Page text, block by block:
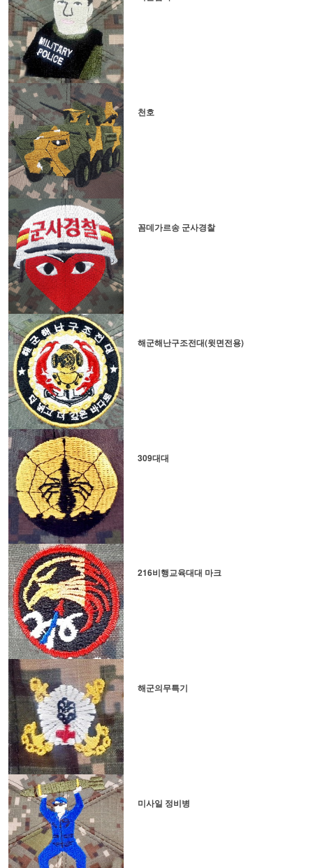
천호
꼼데가르송 군사경찰
해군해난구조전대(윗면전용)
309대대
216비행교육대대 마크
해군의무특기
미사일 정비병